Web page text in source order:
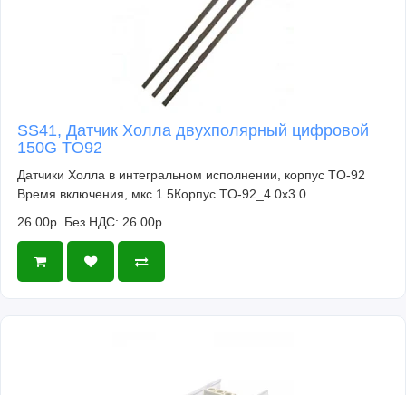
SS41, Датчик Холла двухполярный цифровой
150G TO92
Датчики Холла в интегральном исполнении, корпус TO-92
Время включения, мкс 1.5Корпус TO-92_4.0x3.0 ..
26.00р. Без НДС: 26.00р.